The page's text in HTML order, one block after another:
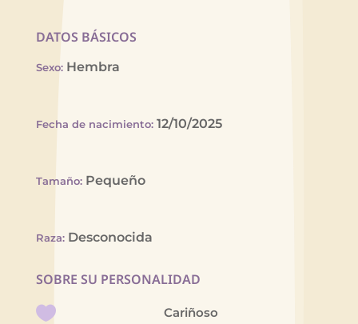
DATOS BÁSICOS
Sexo: Hembra
Fecha de nacimiento: 12/10/2025
Tamaño: Pequeño
Raza: Desconocida
SOBRE SU PERSONALIDAD
Cariñoso